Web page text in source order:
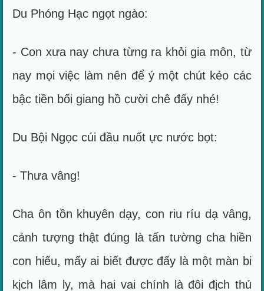
Du Phóng Hạc ngọt ngào:
- Con xưa nay chưa từng ra khỏi gia môn, từ
nay mọi việc làm nên để ý một chút kẻo các
bậc tiền bối giang hồ cười chê đấy nhé!
Du Bội Ngọc cúi đầu nuốt ực nước bọt:
- Thưa vâng!
Cha ôn tồn khuyên dạy, con riu ríu dạ vâng,
cảnh tượng thật đúng là tấn tường cha hiền
con hiếu, mấy ai biết được đấy là một màn bi
kịch lâm ly, mà hai vai chính là đôi địch thủ